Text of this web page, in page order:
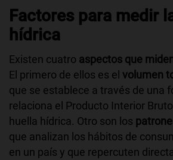
Factores para medir
hídrica
Existen cuatro aspectos que
El primero de ellos es el volumen
que se establece a través de una
relaciona el Producto Interior
huella hídrica. Otro son los
que analizan los hábitos de
en un país y que repercuten